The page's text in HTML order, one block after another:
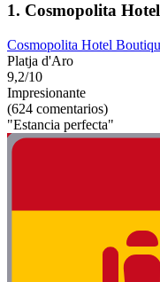
1. Cosmopolita
Cosmopolita Hotel
Platja d'Aro
9,2/10
Impresionante
(624 comentarios)
"Estancia perfecta"